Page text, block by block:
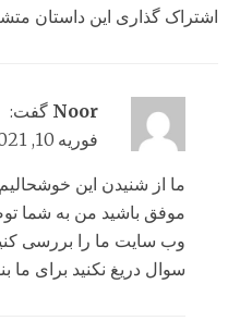
اشتراک گذاری این داستان
Noor گفت:
فوریه 10, 2021 در 10:28 ق.ظ
ما از شنیدن این
موفق باشید من به شما
وب سایت ما را بررسی
سوال دریغ نکنید برای ما